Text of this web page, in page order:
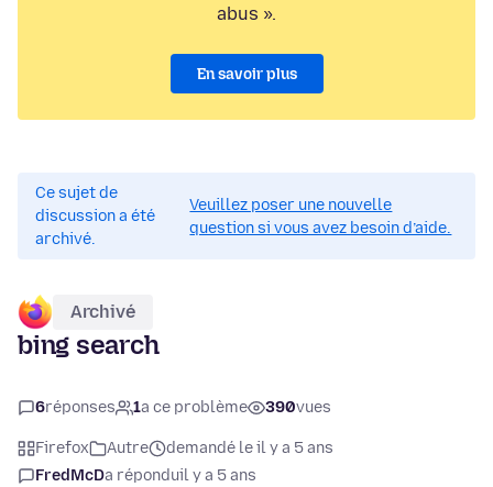
abus ».
En savoir plus
Ce sujet de
discussion a été
archivé.
Veuillez poser une nouvelle
question si vous avez besoin d’aide.
Archivé
bing search
6réponses 1a ce problème 390vues
Firefox Autre
demandé le il y a 5 ans
FredMcDa réponduil y a 5 ans